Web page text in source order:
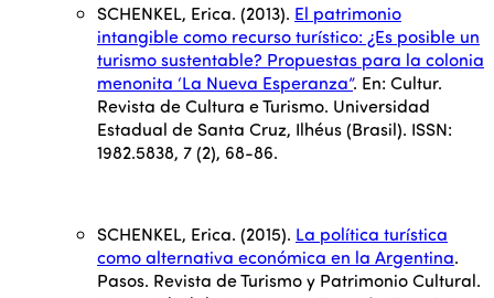
SCHENKEL, Erica. (2013). El patrimonio
intangible como recurso turístico: ¿Es posible un
turismo sustentable? Propuestas para la colonia
menonita ‘La Nueva Esperanza”. En: Cultur.
Revista de Cultura e Turismo. Universidad
Estadual de Santa Cruz, Ilhéus (Brasil). ISSN:
1982.5838, 7 (2), 68-86.
SCHENKEL, Erica. (2015). La política turística
como alternativa económica en la Argentina.
Pasos. Revista de Turismo y Patrimonio Cultural.